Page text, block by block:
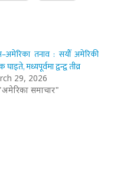
तनाव : सयौँ अमेरिकी
घाइते, मध्यपूर्वमा द्वन्द्व तीव्र
29, 2026
समाचार"